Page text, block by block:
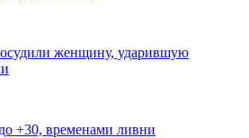
женщину, ударившую
+30, временами ливни